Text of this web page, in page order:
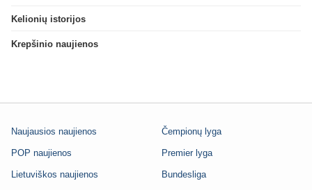
Kelionių istorijos
Krepšinio naujienos
Naujausios naujienos
POP naujienos
Lietuviškos naujienos
Čempionų lyga
Premier lyga
Bundesliga